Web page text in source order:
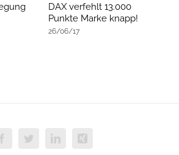
DAX verfehlt 13.000
Punkte Marke knapp!
26/06/17
FacebookTwitterLinkedInXing